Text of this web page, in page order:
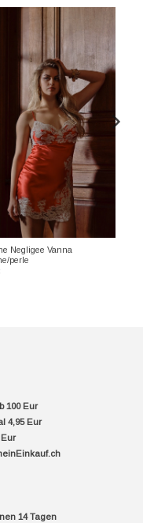
Negligee Vanna
perle
100 Eur
4,95 Eur
14 Tagen